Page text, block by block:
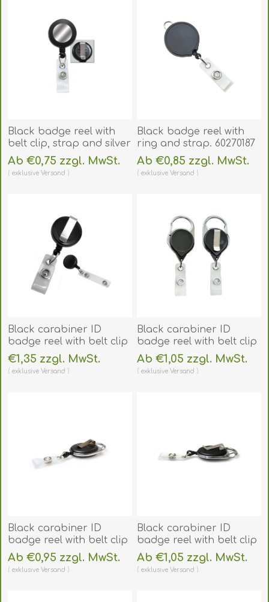
Black badge reel with
belt clip, strap and silver
sticker. 60270175
(DE,SE,NO,FI,RO,PL)
Ab €0,75 zzgl. MwSt.
exklusiveVersand
Black badge reel with
ring and strap. 60270187
(DE,SE,NO,FI,RO,PL)
Ab €0,85 zzgl. MwSt.
exklusiveVersand
Black carabiner ID
badge reel with belt clip
and 22 mm strap which
can be printed. 60270178
(DE,SE,NO,FI,RO,PL)
€1,35 zzgl. MwSt.
exklusiveVersand
Black carabiner ID
badge reel with belt clip
and strap. 60270143
(DE,SE,NO,FI,RO,PL)
Ab €1,05 zzgl. MwSt.
exklusiveVersand
Black carabiner ID
badge reel with belt clip
and strap. 60270149
(DE,SE,NO,FI,RO,PL)
Ab €0,95 zzgl. MwSt.
exklusiveVersand
Black carabiner ID
badge reel with belt clip
and strap. 60270190
(DE,SE,NO,FI,RO,PL)
Ab €1,05 zzgl. MwSt.
exklusiveVersand